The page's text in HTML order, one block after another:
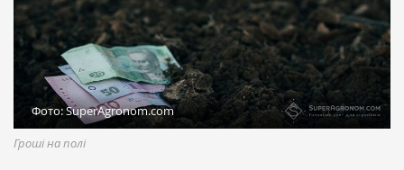
Фото: SuperAgronom.com
Гроші на полі